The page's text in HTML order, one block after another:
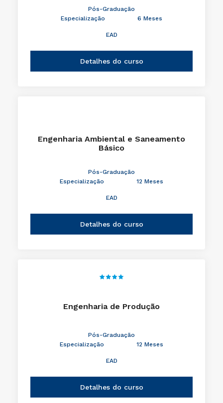
Pós-Graduação
Especialização
6 Meses
EAD
Detalhes do curso
Engenharia Ambiental e Saneamento
Básico
Pós-Graduação
Especialização
12 Meses
EAD
Detalhes do curso
Engenharia de Produção
Pós-Graduação
Especialização
12 Meses
EAD
Detalhes do curso